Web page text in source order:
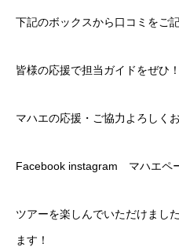
下記のボックスから口コミをご
皆様の応援で担当ガイドをぜひ
マハエの応援・ご協力よろしく
Facebook instagram マハエペ
ツアーを楽しんでいただけまし
ます！